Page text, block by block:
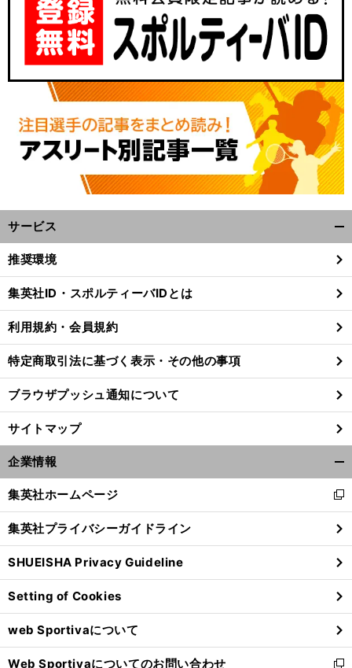
県
だ 、
ス
、 リーグ連載
選手獲得競争で後れを取り始めた東京ヴェルディのアカデミー
それでも「
丈夫
とOBが太鼓判を押すワケ
サービス
閉
る
推奨環境
集英社ID・スポルティーバIDとは
利用規約・会員規約
特定商取引法に基づく表示・その他の事項
ブラウザプッシュ通知について
サイトマップ
企業情報
閉
る
集英社ホームページ
新
し
い
ウ
ィ
ン
ド
ウ
で
開
く
集英社プライバシーガイドライン
SHUEISHA Privacy Guideline
Setting of Cookies
web Sportivaについて
Web Sportivaについてのお問い合わせ